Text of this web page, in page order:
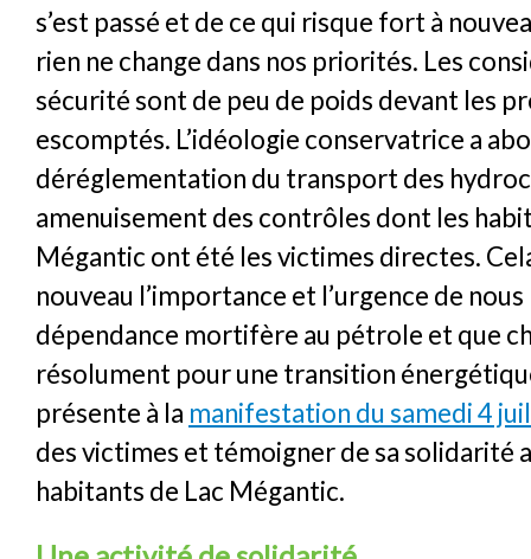
s’est passé et de ce qui risque fort à
rien ne change dans nos priorités. Les
sécurité sont de peu de poids devant les
escomptés. L’idéologie conservatrice a
déréglementation du transport des
amenuisement des contrôles dont les
Mégantic ont été les victimes directes.
nouveau l’importance et l’urgence de
dépendance mortifère au pétrole et que
résolument pour une transition
présente à la manifestation du samedi 4
des victimes et témoigner de sa solidarité
habitants de Lac Mégantic.